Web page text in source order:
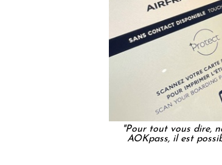
"Pour tout vous dire,
AOKpass, il est